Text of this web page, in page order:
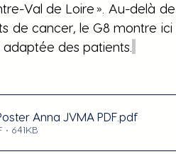
Val de Loire ». Au-delà
de cancer, le G8 montre ici
des patients.
Anna JVMA PDF.pdf
641KB